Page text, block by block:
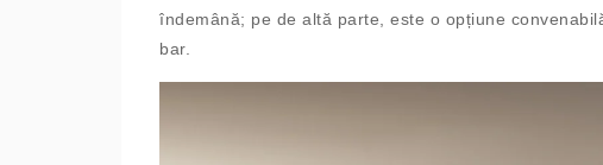
îndemână; pe de altă parte, este o opțiune
bar.